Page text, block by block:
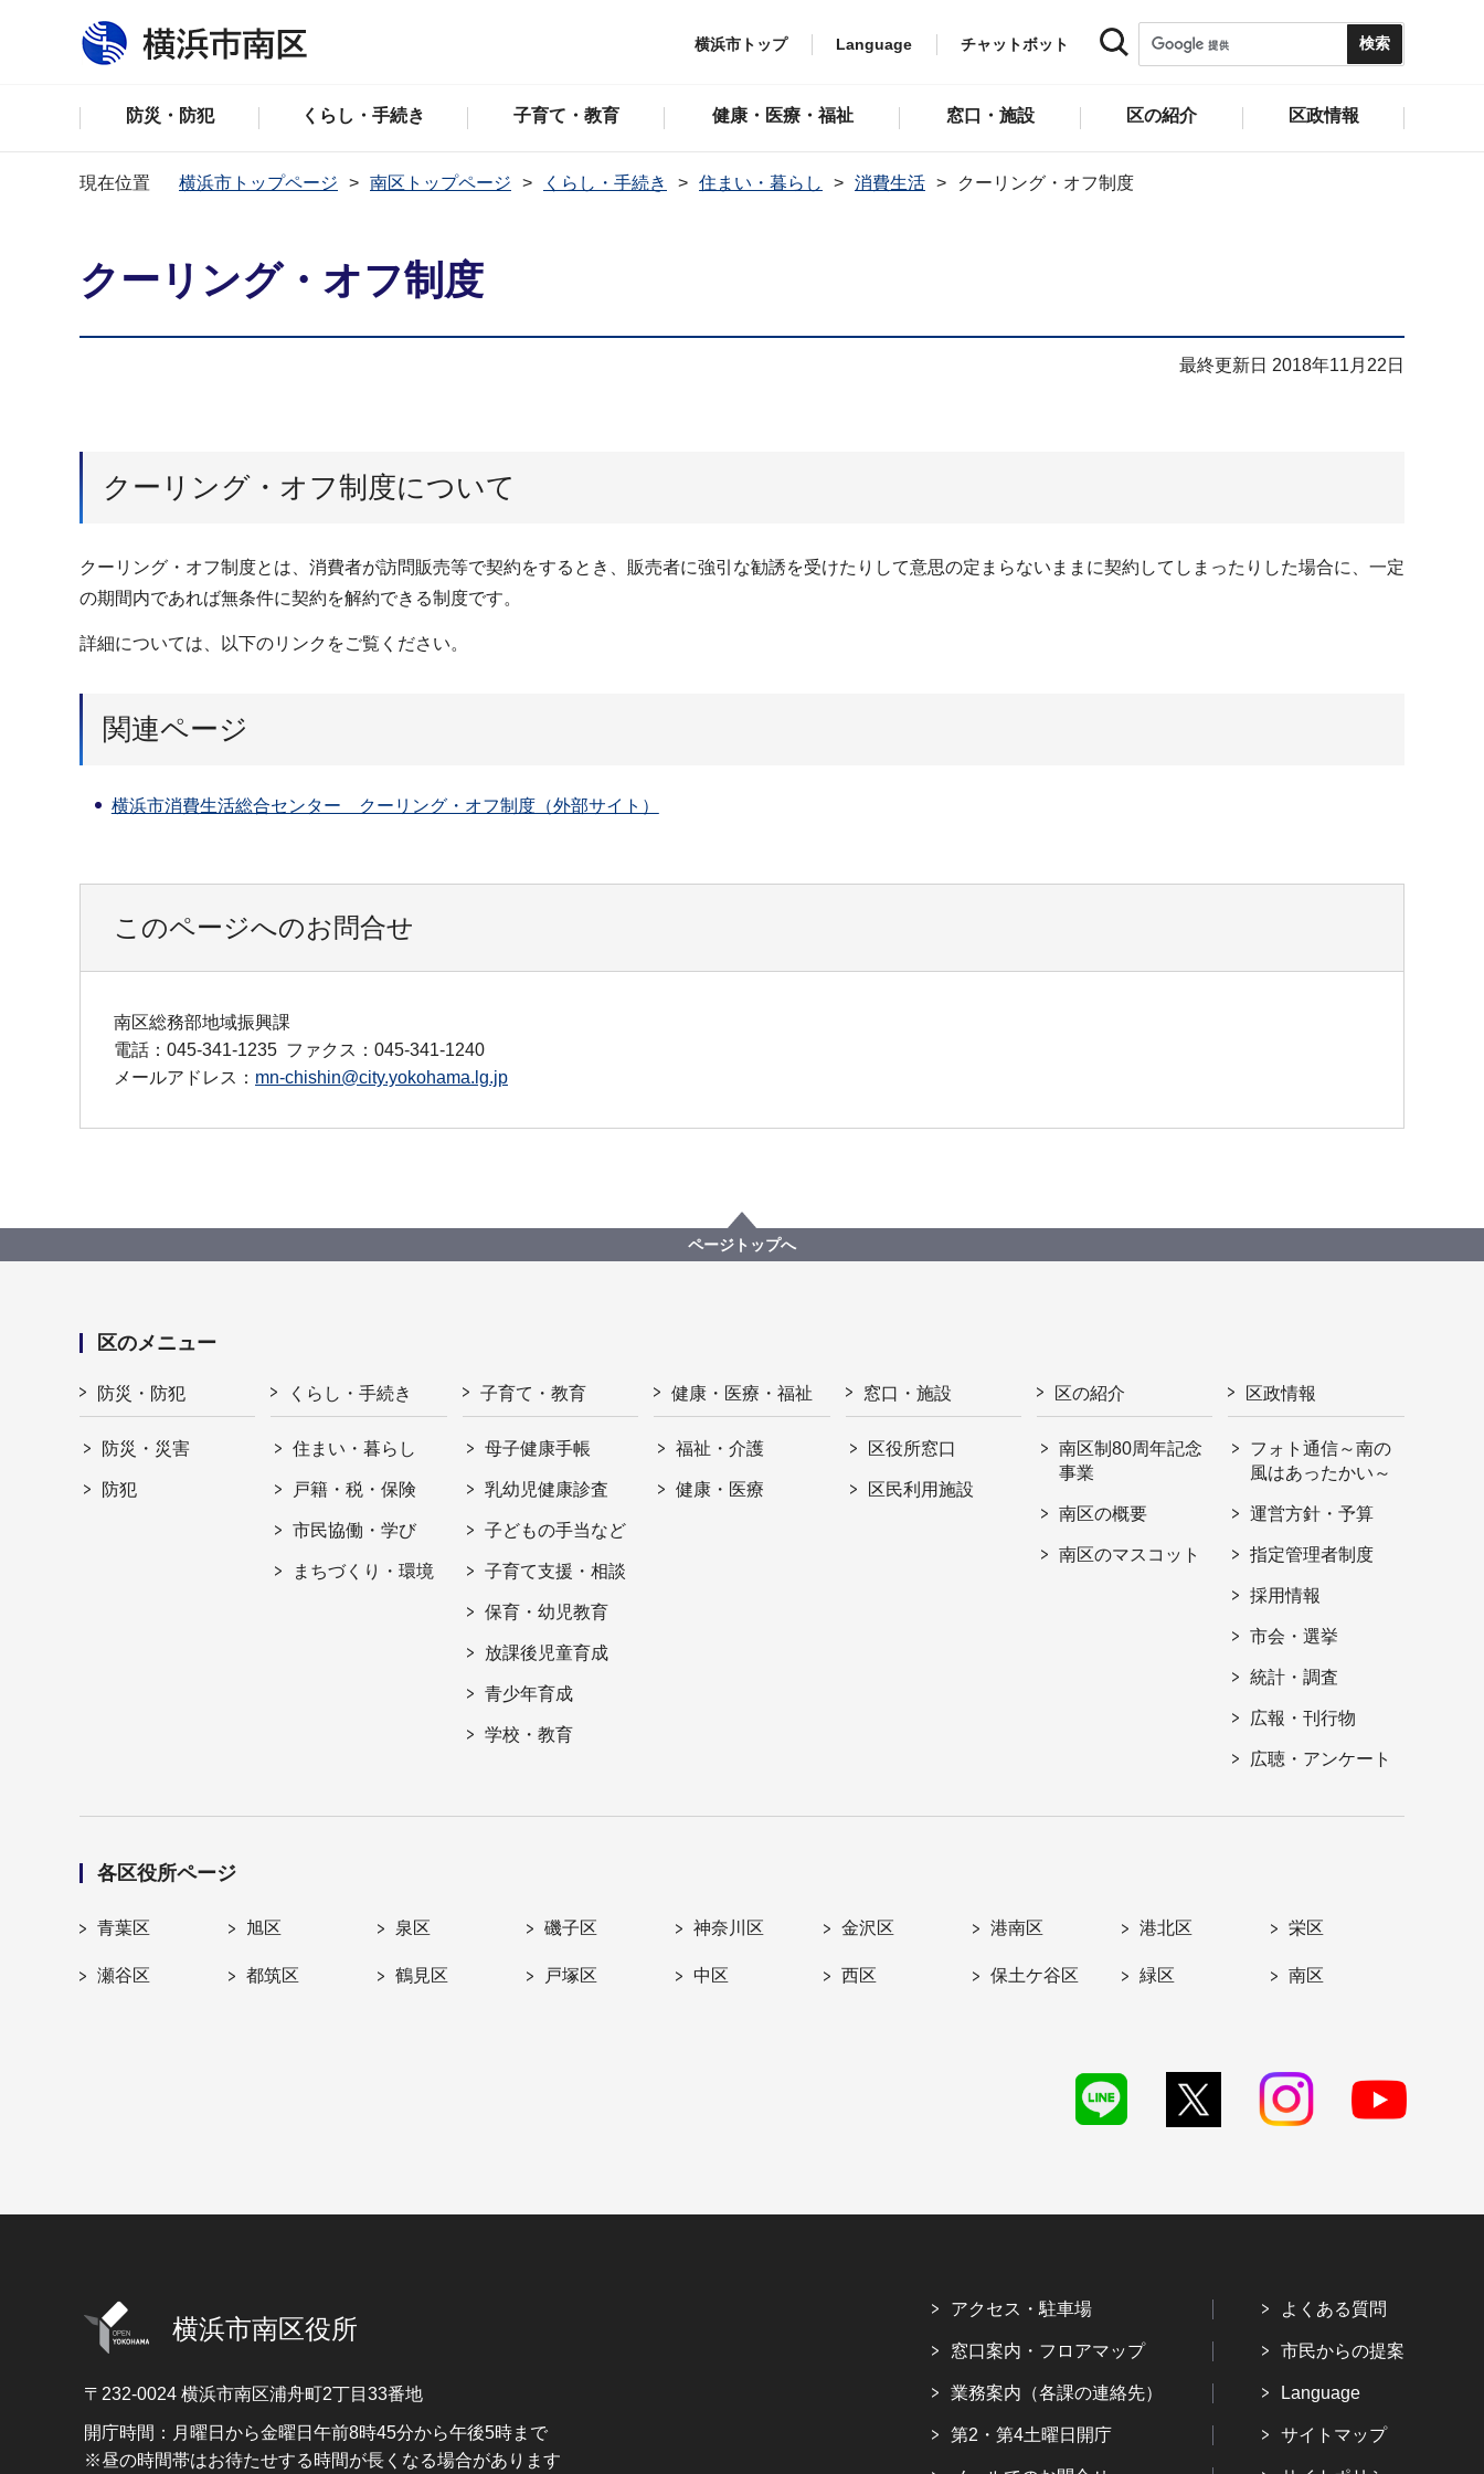
横浜市トップ Language チャットボット
防災・防犯 くらし・手続き 子育て・教育 健康・医療・福祉 窓口・施設 区の紹介 区政情報
現在位置 横浜市トップページ 南区トップページ くらし・手続き 住まい・暮らし 消費生活 クーリング・オフ制度
クーリング・オフ制度
最終更新日 2018年11月22日
クーリング・オフ制度について
クーリング・オフ制度とは、消費者が訪問販売等で契約をするとき、販売者に強引な勧誘を受けたりして意思の定まらないままに契約してしまったりした場合に、一定
の期間内であれば無条件に契約を解約できる制度です。
詳細については、以下のリンクをご覧ください。
関連ページ
横浜市消費生活総合センター クーリング・オフ制度（外部サイト）
このページへのお問合せ
南区総務部地域振興課
電話：045-341-1235 ファクス：045-341-1240
メールアドレス： mn-chishin@city.yokohama.lg.jp
ページトップへ
区のメニュー
防災・防犯
防災・災害
防犯
くらし・手続き
住まい・暮らし
戸籍・税・保険
市民協働・学び
まちづくり・環境
子育て・教育
母子健康手帳
乳幼児健康診査
子どもの手当など
子育て支援・相談
保育・幼児教育
放課後児童育成
青少年育成
学校・教育
健康・医療・福祉
福祉・介護
健康・医療
窓口・施設
区役所窓口
区民利用施設
区の紹介
南区制80周年記念
事業
南区の概要
南区のマスコット
区政情報
フォト通信～南の
風はあったかい～
運営方針・予算
指定管理者制度
採用情報
市会・選挙
統計・調査
広報・刊行物
広聴・アンケート
各区役所ページ
青葉区 旭区 泉区 磯子区 神奈川区 金沢区 港南区 港北区 栄区
瀬谷区 都筑区 鶴見区 戸塚区 中区 西区 保土ケ谷区 緑区 南区
横浜市南区役所
〒232-0024 横浜市南区浦舟町2丁目33番地
開庁時間：月曜日から金曜日午前8時45分から午後5時まで
※昼の時間帯はお待たせする時間が長くなる場合があります
アクセス・駐車場
窓口案内・フロアマップ
業務案内（各課の連絡先）
第2・第4土曜日開庁
よくある質問
市民からの提案
Language
サイトマップ